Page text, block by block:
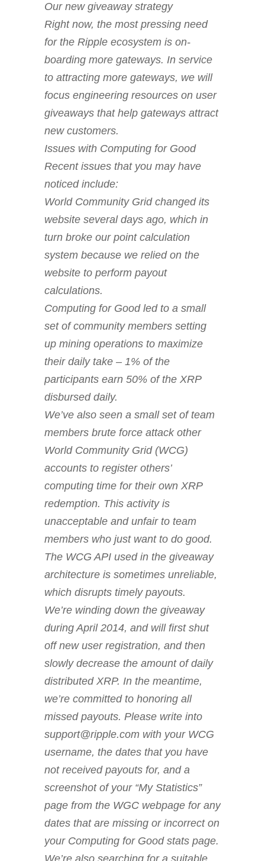
Our new giveaway strategy
Right now, the most pressing need
for the Ripple ecosystem is on-
boarding more gateways. In service
to attracting more gateways, we will
focus engineering resources on user
giveaways that help gateways attract
new customers.
Issues with Computing for Good
Recent issues that you may have
noticed include:
World Community Grid changed its
website several days ago, which in
turn broke our point calculation
system because we relied on the
website to perform payout
calculations.
Computing for Good led to a small
set of community members setting
up mining operations to maximize
their daily take – 1% of the
participants earn 50% of the XRP
disbursed daily.
We’ve also seen a small set of team
members brute force attack other
World Community Grid (WCG)
accounts to register others’
computing time for their own XRP
redemption. This activity is
unacceptable and unfair to team
members who just want to do good.
The WCG API used in the giveaway
architecture is sometimes unreliable,
which disrupts timely payouts.
We’re winding down the giveaway
during April 2014, and will first shut
off new user registration, and then
slowly decrease the amount of daily
distributed XRP. In the meantime,
we’re committed to honoring all
missed payouts. Please write into
support@ripple.com with your WCG
username, the dates that you have
not received payouts for, and a
screenshot of your “My Statistics”
page from the WGC webpage for any
dates that are missing or incorrect on
your Computing for Good stats page.